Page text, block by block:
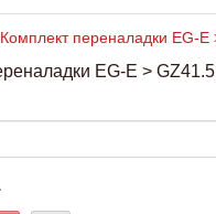
EG-E > GZ41.5